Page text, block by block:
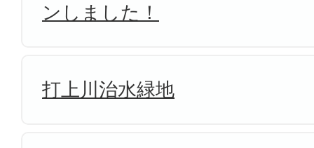
ンしました！
打上川治水緑地